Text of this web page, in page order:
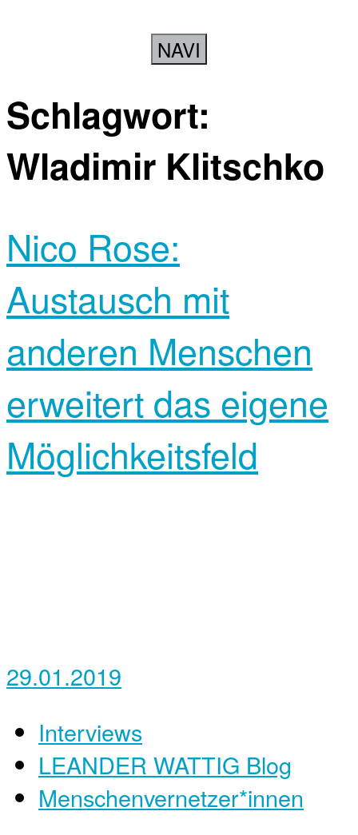
NAVI
Schlagwort:
Wladimir Klitschko
Nico Rose:
Austausch mit
anderen Menschen
erweitert das eigene
Möglichkeitsfeld
29.01.2019
Interviews
LEANDER WATTIG Blog
Menschenvernetzer*innen